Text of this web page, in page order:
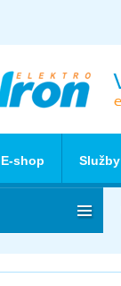
E-shop Služby